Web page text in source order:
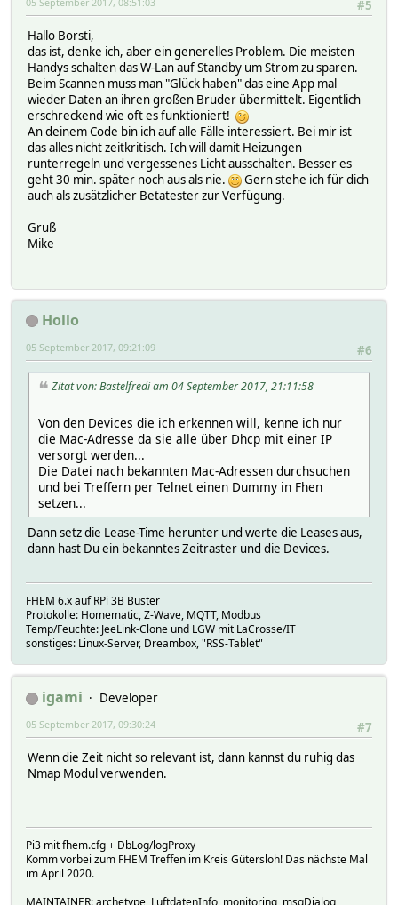
#5
Hallo Borsti,
das ist, denke ich, aber ein generelles Problem. Die meisten
Handys schalten das W-Lan auf Standby um Strom zu sparen.
Beim Scannen muss man "Glück haben" das eine App mal
wieder Daten an ihren großen Bruder übermittelt. Eigentlich
erschreckend wie oft es funktioniert!
An deinem Code bin ich auf alle Fälle interessiert. Bei mir ist
das alles nicht zeitkritisch. Ich will damit Heizungen
runterregeln und vergessenes Licht ausschalten. Besser es
geht 30 min. später noch aus als nie.
Gern stehe ich für dich
auch als zusätzlicher Betatester zur Verfügung.
Gruß
Mike
Hollo
#6
05 September 2017, 09:21:09
Zitat von: Bastelfredi am 04 September 2017, 21:11:58
Von den Devices die ich erkennen will, kenne ich nur
die Mac-Adresse da sie alle über Dhcp mit einer IP
versorgt werden...
Die Datei nach bekannten Mac-Adressen durchsuchen
und bei Treffern per Telnet einen Dummy in Fhen
setzen...
Dann setz die Lease-Time herunter und werte die Leases aus,
dann hast Du ein bekanntes Zeitraster und die Devices.
FHEM 6.x auf RPi 3B Buster
Protokolle: Homematic, Z-Wave, MQTT, Modbus
Temp/Feuchte: JeeLink-Clone und LGW mit LaCrosse/IT
sonstiges: Linux-Server, Dreambox, "RSS-Tablet"
igami
Developer
#7
05 September 2017, 09:30:24
Wenn die Zeit nicht so relevant ist, dann kannst du ruhig das
Nmap Modul verwenden.
Pi3 mit fhem.cfg + DbLog/logProxy
Komm vorbei zum FHEM Treffen im Kreis Gütersloh! Das nächste Mal
im April 2020.